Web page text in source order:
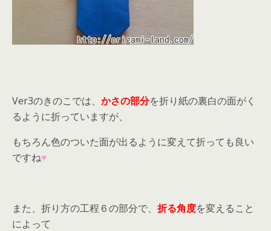
Ver3のきのこでは、 かさの部分を折り紙の裏白の面がく
るように折っていますが、
もちろん色のついた面が出るように変えて折っても良い
ですね♥
また、折り方の工程６の部分で、 折る角度を変えること
によって